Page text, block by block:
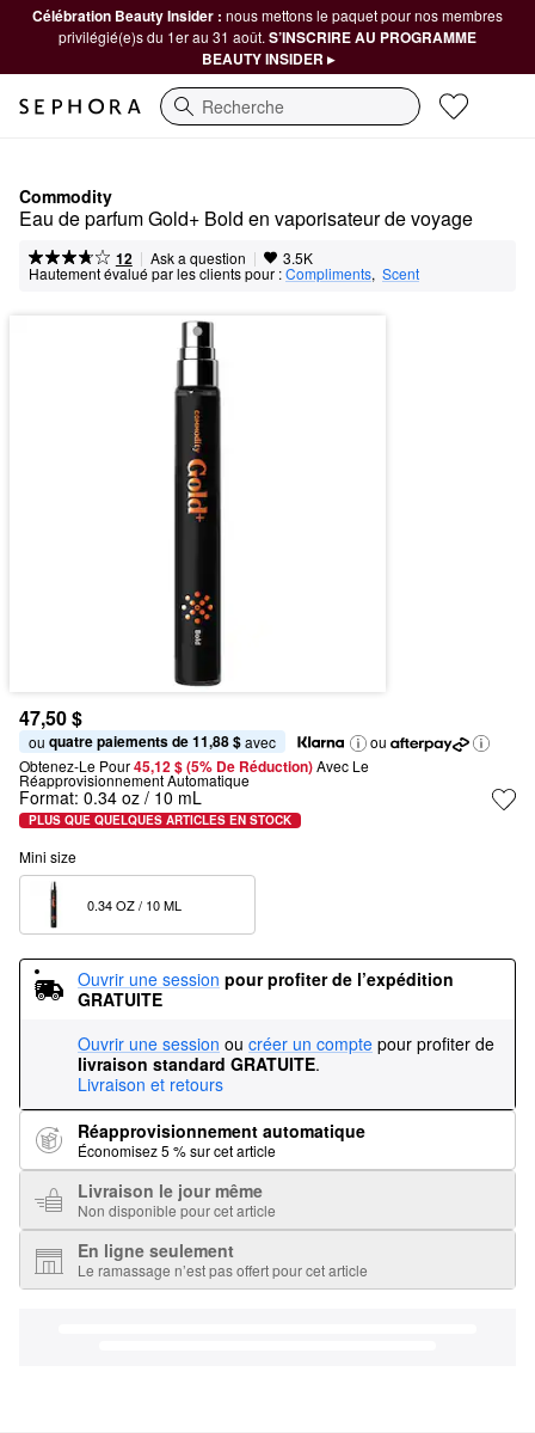
Célébration Beauty Insider : nous mettons le paquet pour nos membres
privilégié(e)s du 1er au 31 août. S’INSCRIRE AU PROGRAMME
BEAUTY INSIDER ▸
Recherche
Commodity
Eau de parfum Gold+ Bold en vaporisateur de voyage
12 | Ask a question | 3.5K
Hautement évalué par les clients pour :Compliments, Scent
47,50 $
ou quatre paiements de 11,88 $ avec
ou
Obtenez-Le Pour45,12 $ (5% De Réduction) Avec Le
Réapprovisionnement Automatique
Format: 0.34 oz / 10 mL
PLUS QUE QUELQUES ARTICLES EN STOCK
Mini size
Ouvrir une session pour profiter de l’expédition
GRATUITE
Ouvrir une session ou créer un compte pour profiter de
livraison standard GRATUITE.
Livraison et retours
Réapprovisionnement automatique
Économisez 5 % sur cet article
Livraison le jour même
Non disponible pour cet article
En ligne seulement
Le ramassage n’est pas offert pour cet article